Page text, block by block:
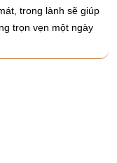
trong lành sẽ giúp
trọn vẹn một ngày